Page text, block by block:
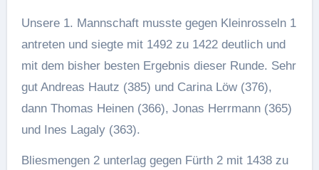
Unsere 1. Mannschaft musste gegen Kleinrosseln 1
antreten und siegte mit 1492 zu 1422 deutlich und
mit dem bisher besten Ergebnis dieser Runde. Sehr
gut Andreas Hautz (385) und Carina Löw (376),
dann Thomas Heinen (366), Jonas Herrmann (365)
und Ines Lagaly (363).
Bliesmengen 2 unterlag gegen Fürth 2 mit 1438 zu